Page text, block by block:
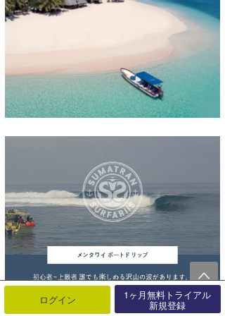
ログイン 1ヶ月無料トライアル
新規登録